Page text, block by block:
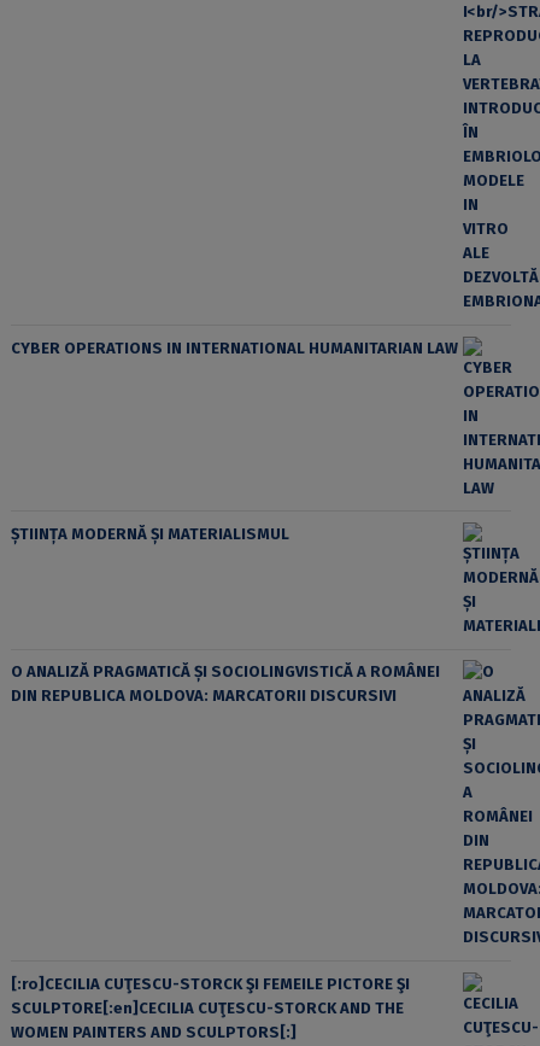
CYBER OPERATIONS IN INTERNATIONAL HUMANITARIAN LAW
ȘTIINȚA MODERNĂ ȘI MATERIALISMUL
O ANALIZĂ PRAGMATICĂ ȘI SOCIOLINGVISTICĂ A ROMÂNEI
DIN REPUBLICA MOLDOVA: MARCATORII DISCURSIVI
[:ro]CECILIA CUŢESCU-STORCK ŞI FEMEILE PICTORE ŞI
SCULPTORE[:en]CECILIA CUŢESCU-STORCK AND THE
WOMEN PAINTERS AND SCULPTORS[:]